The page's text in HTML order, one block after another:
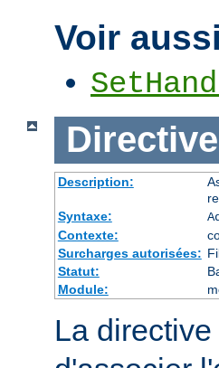
Voir aussi
Directive
Description:
Syntaxe:
Contexte:
Surcharges autorisées:
Statut:
Module:
La directive